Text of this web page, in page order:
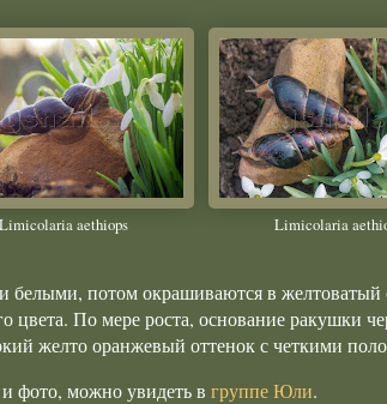
Limicolaria aethiops Limicolaria
потом окрашиваются в желтоватый
цвета. По мере роста, основание ракушки
желто оранжевый оттенок с четкими
фото, можно увидеть в группе Юли.